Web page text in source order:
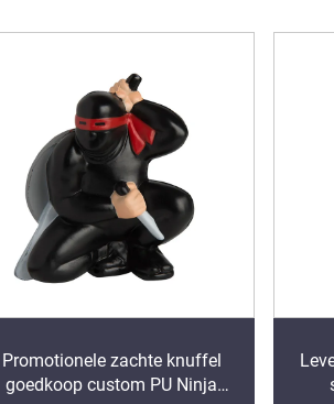
Promotionele zachte knuffel
goedkoop custom PU Ninja